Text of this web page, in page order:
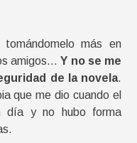
más en
amigos… Y no se me
de la novela.
que me dio cuando el
día y no hubo forma